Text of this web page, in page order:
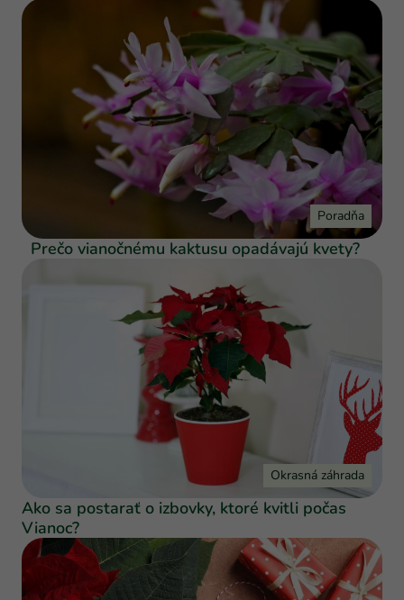
Poradňa
Prečo vianočnému kaktusu opadávajú kvety?
Okrasná záhrada
Ako sa postarať o izbovky, ktoré kvitli počas
Vianoc?